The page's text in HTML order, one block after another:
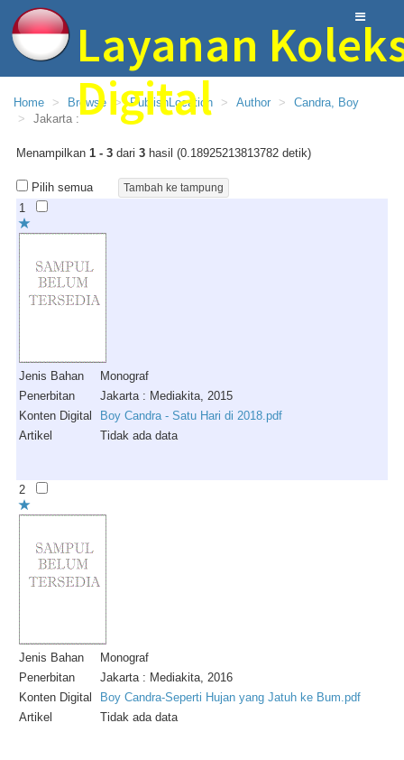
Layanan
Digital
Home Browse PublishLocation Author
Candra, Boy
Jakarta :
Menampilkan 1 - 3 dari 3 hasil (0.18925213813782 detik)
Pilih semua
1
Jenis Bahan
Monograf
Penerbitan
Jakarta : Mediakita, 2015
Konten Digital
Boy Candra - Satu Hari di 2018.pdf
Artikel
Tidak ada data
2
Jenis Bahan
Monograf
Penerbitan
Jakarta : Mediakita, 2016
Konten Digital
Boy Candra-Seperti Hujan yang Jatuh ke Bum.pdf
Artikel
Tidak ada data